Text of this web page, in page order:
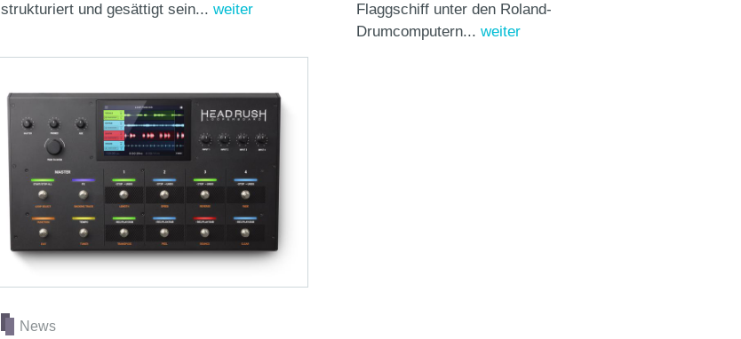
strukturiert und gesättigt sein... weiter
Flaggschiff unter den Roland-
Drumcomputern... weiter
News